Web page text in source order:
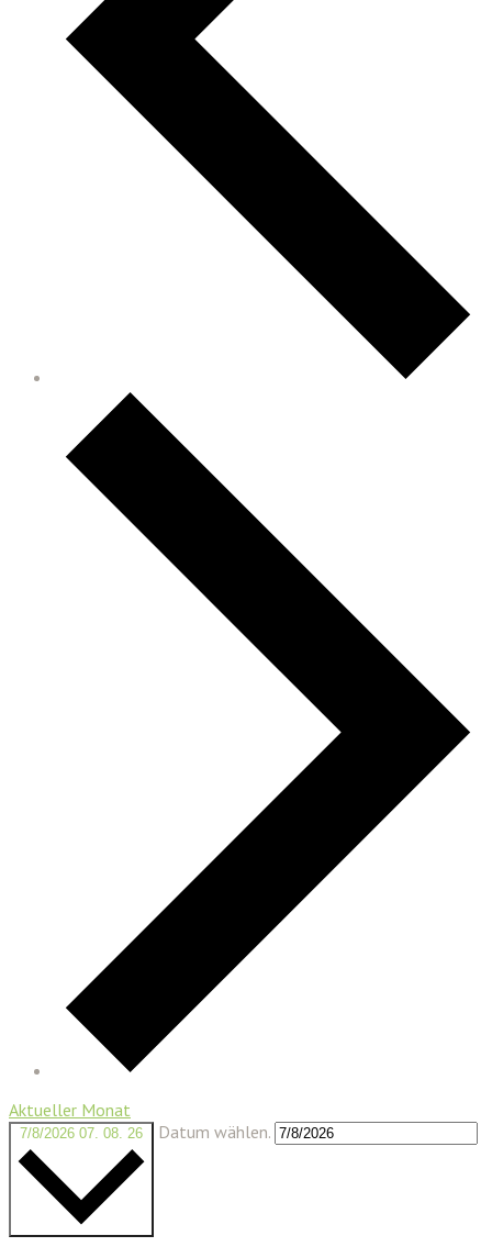
Aktueller Monat
7/8/2026 07. 08. 26 Datum wählen.